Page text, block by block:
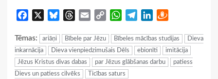
Facebook BlueskyThreads
Email
Copy
WhatsApp
TelegramLinkedIn
Tēmas: ariāņi Bībele par Jēzu Bībeles mācības studijas
Dieva
inkarnācija
Dieva vienpiedzimušais Dēls ebionīti
imitācija
Jēzus Kristus divas dabas
par Jēzus glābšanas darbu
patiess
Dievs un patiess cilvēks
Ticības saturs